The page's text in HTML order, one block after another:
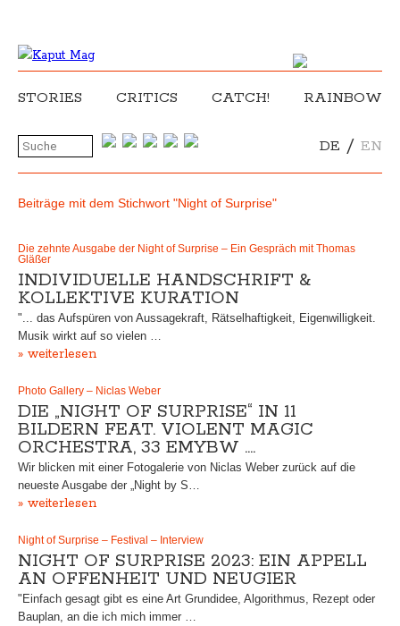
STORIES CRITICS CATCH! RAINBOW
DE / EN
Beiträge mit dem Stichwort "Night of Surprise"
Die zehnte Ausgabe der Night of Surprise – Ein Gespräch mit Thomas
Gläßer
INDIVIDUELLE HANDSCHRIFT &
KOLLEKTIVE KURATION
"... das Aufspüren von Aussagekraft, Rätselhaftigkeit, Eigenwilligkeit.
Musik wirkt auf so vielen …
» weiterlesen
Photo Gallery – Niclas Weber
DIE „NIGHT OF SURPRISE“ IN 11
BILDERN FEAT. VIOLENT MAGIC
ORCHESTRA, 33 EMYBW ….
Wir blicken mit einer Fotogalerie von Niclas Weber zurück auf die
neueste Ausgabe der „Night by S…
» weiterlesen
Night of Surprise – Festival – Interview
NIGHT OF SURPRISE 2023: EIN APPELL
AN OFFENHEIT UND NEUGIER
"Einfach gesagt gibt es eine Art Grundidee, Algorithmus, Rezept oder
Bauplan, an die ich mich immer …